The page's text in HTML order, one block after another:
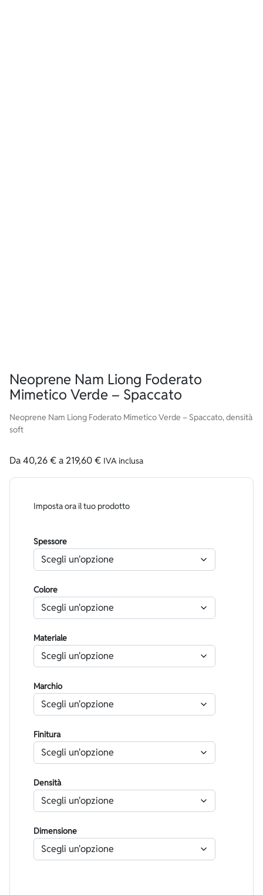
Neoprene Nam Liong Foderato
Mimetico Verde – Spaccato
Neoprene Nam Liong Foderato Mimetico Verde – Spaccato, densità
soft
Da40,26€a 219,60€ IVA inclusa
Imposta ora il tuo prodotto
Spessore
Colore
Materiale
Marchio
Finitura
Densità
Dimensione